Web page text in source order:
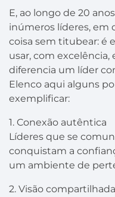
E, ao longo de 20
inúmeros líderes, em
coisa sem titubear: é
usar, com excelência,
diferencia um líder
Elenco aqui alguns
exemplificar:
1. Conexão autêntica
Líderes que se
conquistam a
um ambiente de
2. Visão compartilhada